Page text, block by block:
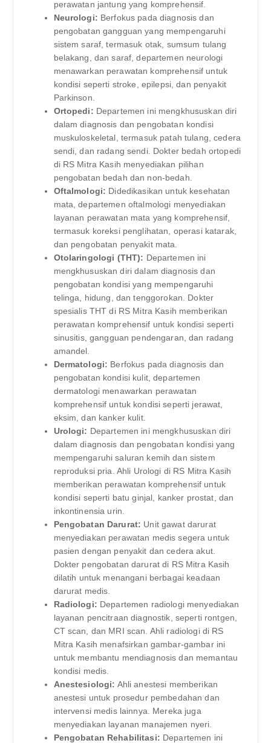
perawatan jantung yang komprehensif.
Neurologi: Berfokus pada diagnosis dan
pengobatan gangguan yang mempengaruhi
sistem saraf, termasuk otak, sumsum tulang
belakang, dan saraf, departemen neurologi
menawarkan perawatan komprehensif untuk
kondisi seperti stroke, epilepsi, dan penyakit
Parkinson.
Ortopedi: Departemen ini mengkhususkan diri
dalam diagnosis dan pengobatan kondisi
muskuloskeletal, termasuk patah tulang, cedera
sendi, dan radang sendi. Dokter bedah ortopedi
di RS Mitra Kasih menyediakan pilihan
pengobatan bedah dan non-bedah.
Oftalmologi: Didedikasikan untuk kesehatan
mata, departemen oftalmologi menyediakan
layanan perawatan mata yang komprehensif,
termasuk koreksi penglihatan, operasi katarak,
dan pengobatan penyakit mata.
Otolaringologi (THT): Departemen ini
mengkhususkan diri dalam diagnosis dan
pengobatan kondisi yang mempengaruhi
telinga, hidung, dan tenggorokan. Dokter
spesialis THT di RS Mitra Kasih memberikan
perawatan komprehensif untuk kondisi seperti
sinusitis, gangguan pendengaran, dan radang
amandel.
Dermatologi: Berfokus pada diagnosis dan
pengobatan kondisi kulit, departemen
dermatologi menawarkan perawatan
komprehensif untuk kondisi seperti jerawat,
eksim, dan kanker kulit.
Urologi: Departemen ini mengkhususkan diri
dalam diagnosis dan pengobatan kondisi yang
mempengaruhi saluran kemih dan sistem
reproduksi pria. Ahli Urologi di RS Mitra Kasih
memberikan perawatan komprehensif untuk
kondisi seperti batu ginjal, kanker prostat, dan
inkontinensia urin.
Pengobatan Darurat: Unit gawat darurat
menyediakan perawatan medis segera untuk
pasien dengan penyakit dan cedera akut.
Dokter pengobatan darurat di RS Mitra Kasih
dilatih untuk menangani berbagai keadaan
darurat medis.
Radiologi: Departemen radiologi menyediakan
layanan pencitraan diagnostik, seperti rontgen,
CT scan, dan MRI scan. Ahli radiologi di RS
Mitra Kasih menafsirkan gambar-gambar ini
untuk membantu mendiagnosis dan memantau
kondisi medis.
Anestesiologi: Ahli anestesi memberikan
anestesi untuk prosedur pembedahan dan
intervensi medis lainnya. Mereka juga
menyediakan layanan manajemen nyeri.
Pengobatan Rehabilitasi: Departemen ini